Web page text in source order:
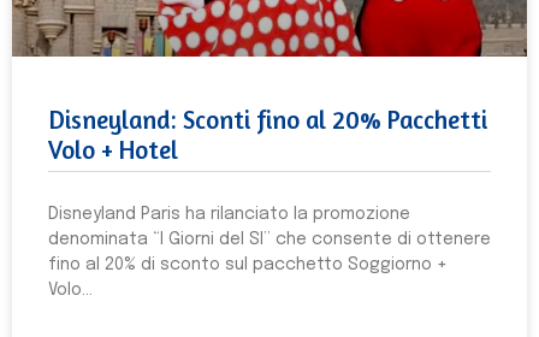
Disneyland: Sconti fino al 20% Pacchetti
Volo + Hotel
Disneyland Paris ha rilanciato la promozione
denominata “I Giorni del SI” che consente di ottenere
fino al 20% di sconto sul pacchetto Soggiorno +
Volo